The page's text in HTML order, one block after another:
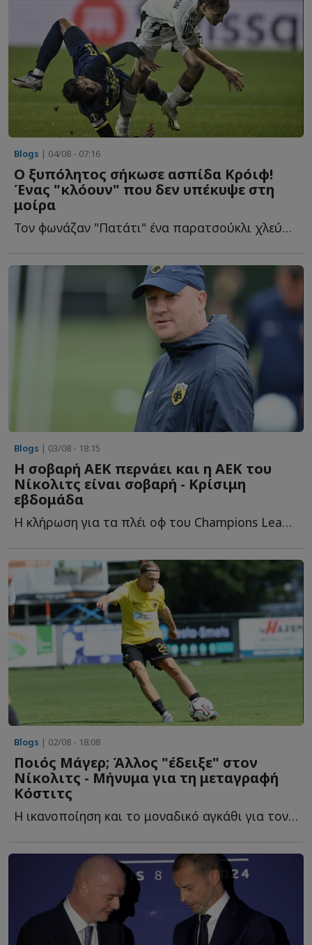
Blogs | 04/08 - 07:16
Ο ξυπόλητος σήκωσε ασπίδα Κρόιφ!
Ένας "κλόουν" που δεν υπέκυψε στη
μοίρα
Τον φωνάζαν "Πατάτι" ένα παρατσούκλι χλεύης! Εκείνο ό...
Blogs | 03/08 - 18:15
Η σοβαρή ΑΕΚ περνάει και η ΑΕΚ του
Νίκολιτς είναι σοβαρή - Κρίσιμη
εβδομάδα
Η κλήρωση για τα πλέι οφ του Champions League, ο Βιτάλις, ο Κόστιτς κ...
Blogs | 02/08 - 18:08
Ποιός Μάγερ; Άλλος "έδειξε" στον
Νίκολιτς - Μήνυμα για τη μεταγραφή
Κόστιτς
Η ικανοποίηση και το μοναδικό αγκάθι για τον Σέρβο τ...